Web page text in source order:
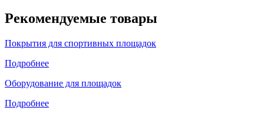
Рекомендуемые товары
Покрытия для спортивных площадок
Подробнее
Оборудование для площадок
Подробнее